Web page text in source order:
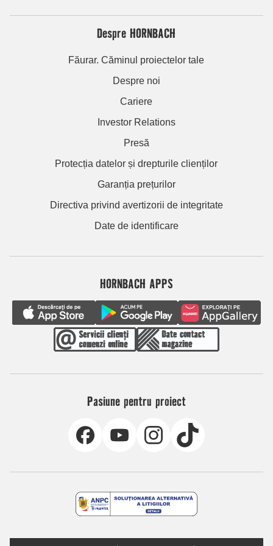
Despre HORNBACH
Făurar. Căminul proiectelor tale
Despre noi
Cariere
Investor Relations
Presă
Protecția datelor și drepturile clienților
Garanția prețurilor
Directiva privind avertizorii de integritate
Date de identificare
HORNBACH APPS
Pasiune pentru proiect